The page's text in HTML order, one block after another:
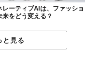
レーティブAIは、ファッショ
来をどう変える？
と見る